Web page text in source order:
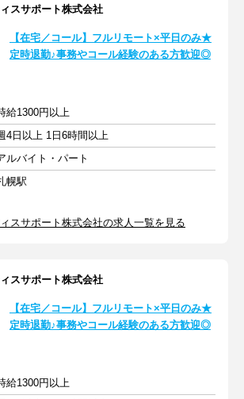
スサポート株式会社
【在宅／コール】フルリモート×平日のみ★
定時退勤♪事務やコール経験のある方歓迎◎
給1300円以上
4日以上 1日6時間以上
ルバイト・パート
幌駅
スサポート株式会社の求人一覧を見る
スサポート株式会社
【在宅／コール】フルリモート×平日のみ★
定時退勤♪事務やコール経験のある方歓迎◎
給1300円以上